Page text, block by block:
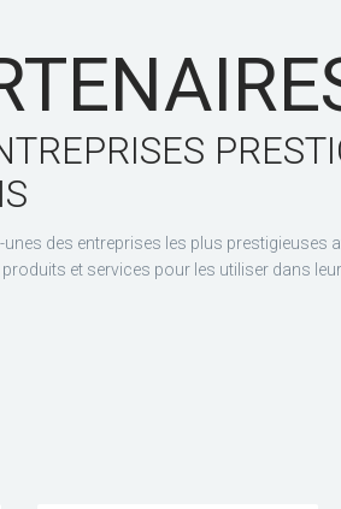
des entreprises les plus
et services pour les utiliser dans